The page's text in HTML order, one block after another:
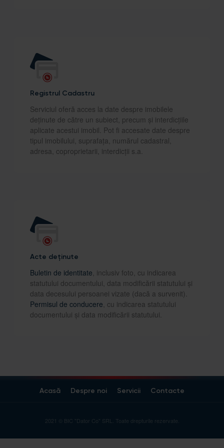
Registrul Cadastru
Serviciul oferă acces la date despre imobilele
deținute de către un subiect, precum și interdicțiile
aplicate acestui imobil. Pot fi accesate date despre
tipul imobilului, suprafața, numărul cadastral,
adresa, coproprietarii, interdicții s.a.
Acte deținute
Buletin de identitate, inclusiv foto, cu indicarea
statutului documentului, data modificării statutului și
data decesului persoanei vizate (dacă a survenit).
Permisul de conducere, cu indicarea statutului
documentului și data modificării statutului.
Acasă Despre noi Servicii Contacte
2021 © BIC "Dator Co" SRL. Toate drepturile rezervate.